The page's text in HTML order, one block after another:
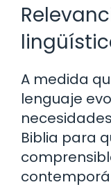
A medida
lenguaje
Biblia para